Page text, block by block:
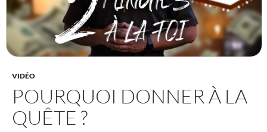
VIDÉO
POURQUOI DONNER À LA
QUÊTE ?